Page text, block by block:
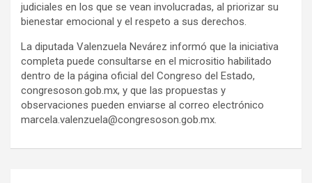
judiciales en los que se vean involucradas, al priorizar su
bienestar emocional y el respeto a sus derechos.
La diputada Valenzuela Nevárez informó que la iniciativa
completa puede consultarse en el micrositio habilitado
dentro de la página oficial del Congreso del Estado,
congresoson.gob.mx, y que las propuestas y
observaciones pueden enviarse al correo electrónico
marcela.valenzuela@congresoson.gob.mx.